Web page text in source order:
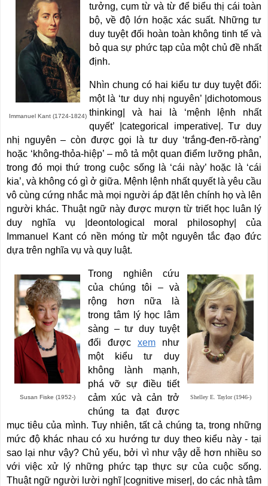
Immanuel Kant (1724-1824)
tưởng, cụm từ và từ để biểu thị cái toàn
bộ, về độ lớn hoặc xác suất. Những tư
duy tuyệt đối hoàn toàn không tinh tế và
bỏ qua sự phức tạp của một chủ đề nhất
định.
Nhìn chung có hai kiểu tư duy tuyệt đối:
một là ‘tư duy nhị nguyên’ |dichotomous
thinking| và hai là ‘mệnh lệnh nhất
quyết’ |categorical imperative|. Tư duy
nhị nguyên – còn được gọi là tư duy ‘trắng-đen-rõ-ràng’
hoặc ‘không-thỏa-hiệp’ – mô tả một quan điểm lưỡng phân,
trong đó mọi thứ trong cuộc sống là ‘cái này’ hoặc là ‘cái
kia’, và không có gì ở giữa. Mệnh lệnh nhất quyết là yêu cầu
vô cùng cứng nhắc mà mọi người áp đặt lên chính họ và lên
người khác. Thuật ngữ này được mượn từ triết học luân lý
duy nghĩa vụ |deontological moral philosophy| của
Immanuel Kant có nền móng từ một nguyên tắc đạo đức
dựa trên nghĩa vụ và quy luật.
Susan Fiske (1952-) Shelley E. Taylor (1946-)
Trong nghiên cứu
của chúng tôi – và
rộng hơn nữa là
trong tâm lý học lâm
sàng – tư duy tuyệt
đối được xem như
một kiểu tư duy
không lành mạnh,
phá vỡ sự điều tiết
cảm xúc và cản trở
chúng ta đạt được
mục tiêu của mình. Tuy nhiên, tất cả chúng ta, trong những
mức độ khác nhau có xu hướng tư duy theo kiểu này - tại
sao lại như vậy? Chủ yếu, bởi vì như vậy dễ hơn nhiều so
với việc xử lý những phức tạp thực sự của cuộc sống.
Thuật ngữ người lười nghĩ |cognitive miser|, do các nhà tâm